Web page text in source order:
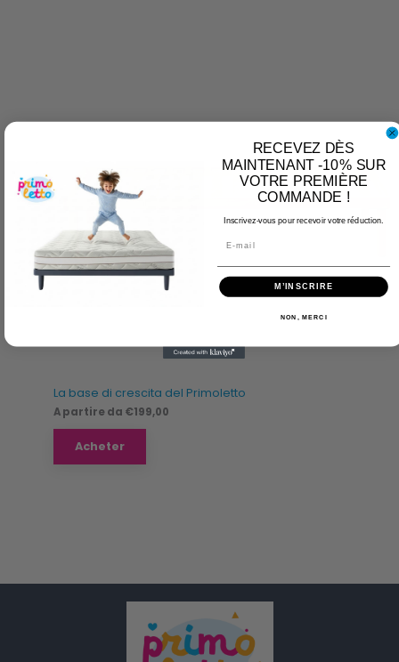
La base di crescita del Primoletto
A partire da €199,00
Acheter
RECEVEZ DÈS
MAINTENANT -10% SUR
VOTRE PREMIÈRE
COMMANDE !
Inscrivez-vous pour recevoir votre réduction.
M’INSCRIRE
NON, MERCI